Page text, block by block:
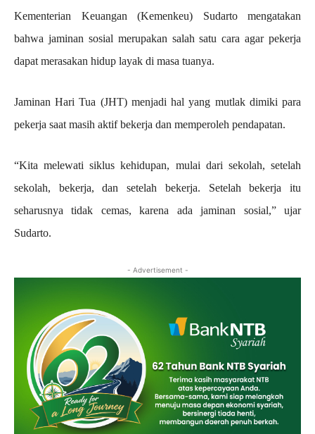
Kementerian Keuangan (Kemenkeu) Sudarto mengatakan
bahwa jaminan sosial merupakan salah satu cara agar pekerja
dapat merasakan hidup layak di masa tuanya.
Jaminan Hari Tua (JHT) menjadi hal yang mutlak dimiki para
pekerja saat masih aktif bekerja dan memperoleh pendapatan.
“Kita melewati siklus kehidupan, mulai dari sekolah, setelah
sekolah, bekerja, dan setelah bekerja. Setelah bekerja itu
seharusnya tidak cemas, karena ada jaminan sosial,” ujar
Sudarto.
- Advertisement -